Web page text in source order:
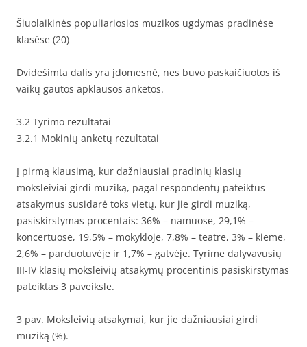
Šiuolaikinės populiariosios muzikos ugdymas pradinėse
klasėse (20)
Dvidešimta dalis yra įdomesnė, nes buvo paskaičiuotos iš
vaikų gautos apklausos anketos.
3.2 Tyrimo rezultatai
3.2.1 Mokinių anketų rezultatai
Į pirmą klausimą, kur dažniausiai pradinių klasių
moksleiviai girdi muziką, pagal respondentų pateiktus
atsakymus susidarė toks vietų, kur jie girdi muziką,
pasiskirstymas procentais: 36% – namuose, 29,1% –
koncertuose, 19,5% – mokykloje, 7,8% – teatre, 3% – kieme,
2,6% – parduotuvėje ir 1,7% – gatvėje. Tyrime dalyvavusių
III-IV klasių moksleivių atsakymų procentinis pasiskirstymas
pateiktas 3 paveiksle.
3 pav. Moksleivių atsakymai, kur jie dažniausiai girdi
muziką (%).